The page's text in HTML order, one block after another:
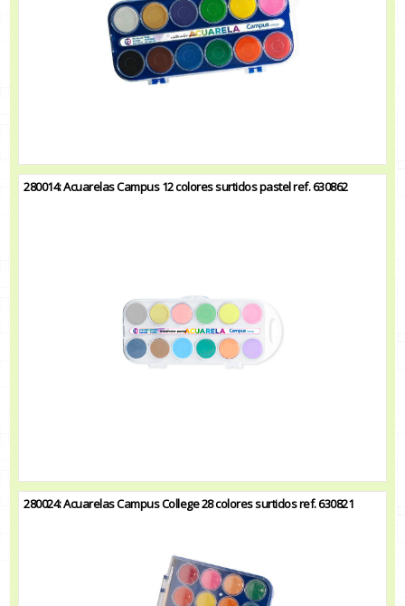
280014: Acuarelas Campus 12 colores surtidos pastel ref. 630862
280024: Acuarelas Campus College 28 colores surtidos ref. 630821